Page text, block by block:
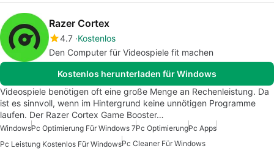
Razer Cortex
4.7 Kostenlos
Den Computer für Videospiele fit machen
Kostenlos herunterladen für Windows
Videospiele benötigen oft eine große Menge an Rechenleistung. Da
ist es sinnvoll, wenn im Hintergrund keine unnötigen Programme
laufen. Der Razer Cortex Game Booster…
WindowsPc Optimierung Für Windows 7Pc OptimierungPc Apps
Pc Leistung Kostenlos Für WindowsPc Cleaner Für Windows